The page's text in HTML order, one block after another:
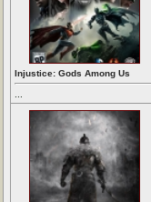
Injustice: Gods Among Us